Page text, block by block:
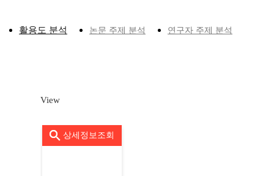
활용도 분석 논문 주제 분석 연구자 주제 분석
View
상세정보조회